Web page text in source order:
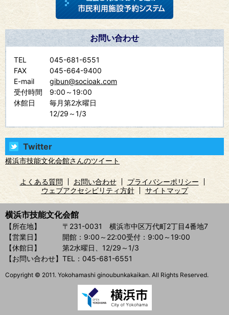
お問い合わせ
TEL
045-681-6551
FAX
045-664-9400
E-mail
gibun@socioak.com
受付時間
9:00～19:00
休館日
毎月第2水曜日
12/29～1/3
Twitter
横浜市技能文化会館さんのツイート
よくある質問 お問い合わせ
プライバシーポリシー
ウェブアクセシビリティ方針
サイトマップ
横浜市技能文化会館
【所在地】
〒231-0031 横浜市中区万代町2丁目4番地7
【営業日】
開館：9:00～22:00受付：9:00～19:00
【休館日】
第2水曜日、12/29～1/3
【お問い合わせ】 TEL：045-681-6551
Copyright © 2011. Yokohamashi ginoubunkakaikan. All Rights Reserved.